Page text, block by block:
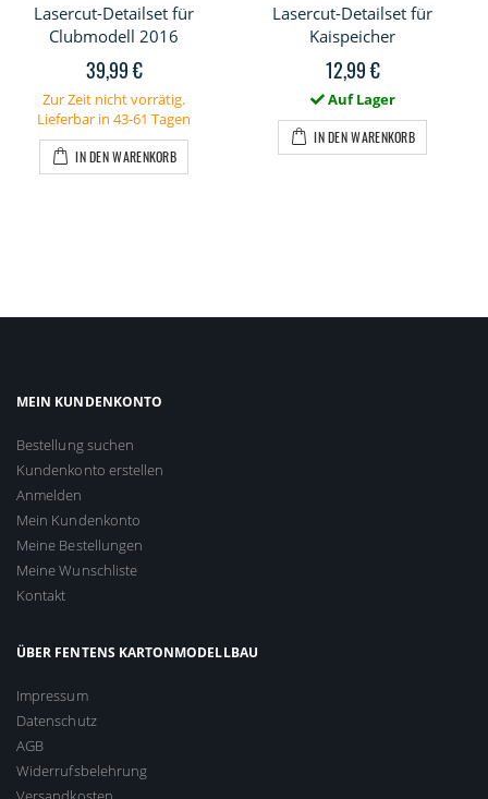
Lasercut-Detailset für
Clubmodell 2016
39,99 €
Zur Zeit nicht vorrätig.
Lieferbar in 43-61 Tagen
IN DEN WARENKORB
Lasercut-Detailset für
Kaispeicher
12,99 €
Auf Lager
IN DEN WARENKORB
MEIN KUNDENKONTO
Bestellung suchen
Kundenkonto erstellen
Anmelden
Mein Kundenkonto
Meine Bestellungen
Meine Wunschliste
Kontakt
ÜBER FENTENS KARTONMODELLBAU
Impressum
Datenschutz
AGB
Widerrufsbelehrung